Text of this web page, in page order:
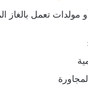
مولدات تعمل بالغاز